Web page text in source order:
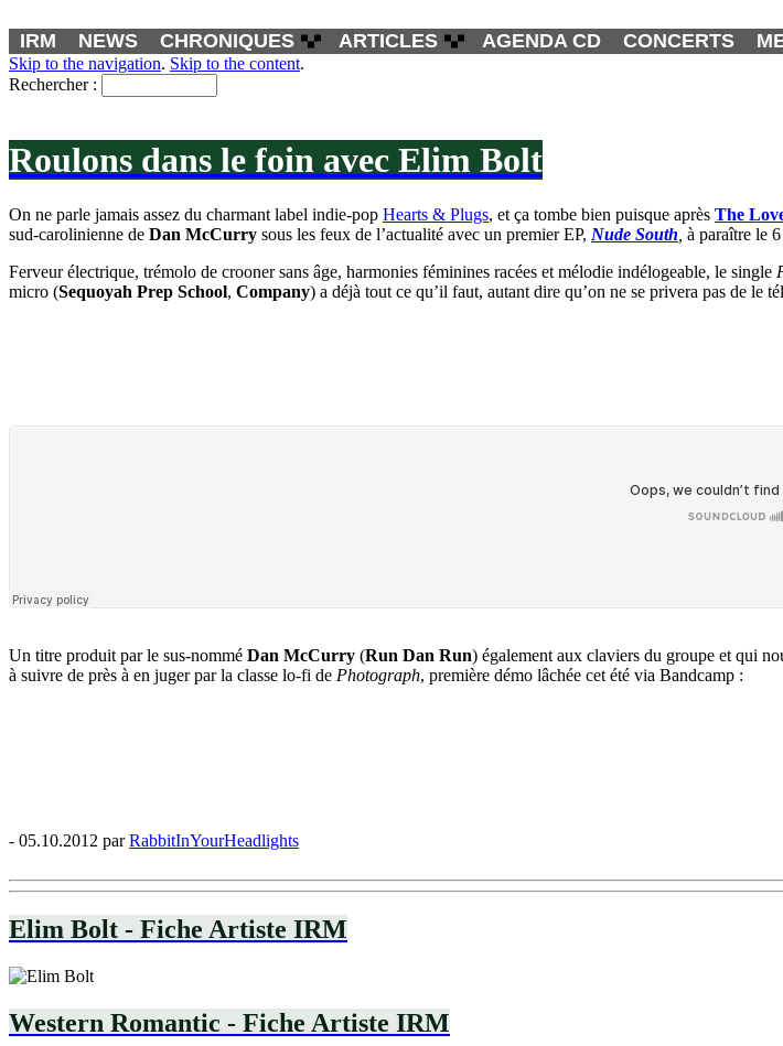
IRM NEWS CHRONIQUES ARTICLES AGENDA CD CONCERTS
Skip to the navigation. Skip to the content.
Rechercher :
Roulons dans le foin avec Elim Bolt
On ne parle jamais assez du charmant label indie-pop Hearts & Plugs, et ça tombe bien puisque après The
sud-carolinienne de Dan McCurry sous les feux de l’actualité avec un premier EP, Nude South à paraître le
Ferveur électrique, trémolo de crooner sans âge, harmonies féminines racées et mélodie indélogeable, le single
micro (Sequoyah Prep School, Company) a déjà tout ce qu’il faut, autant dire qu’on ne se privera pas de le
Un titre produit par le sus-nommé Dan McCurry (Run Dan Run) également aux claviers du groupe et qui
à suivre de près à en juger par la classe lo-fi de Photograph, première démo lâchée cet été via Bandcamp :
- 05.10.2012 parRabbitInYourHeadlights
Elim Bolt - Fiche Artiste IRM
Western Romantic - Fiche Artiste IRM